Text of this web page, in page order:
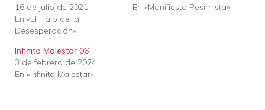
16 de julio de 2021
En «El Halo de la
Desesperación»
En «Manifiesto Pesimista»
Infinito Malestar 06
3 de febrero de 2024
En «Infinito Malestar»